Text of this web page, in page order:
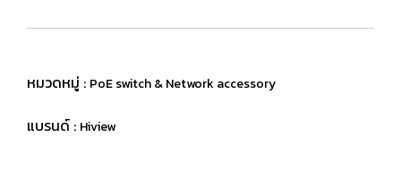
หมวดหมู่ : PoE switch & Network accessory
แบรนด์ : Hiview